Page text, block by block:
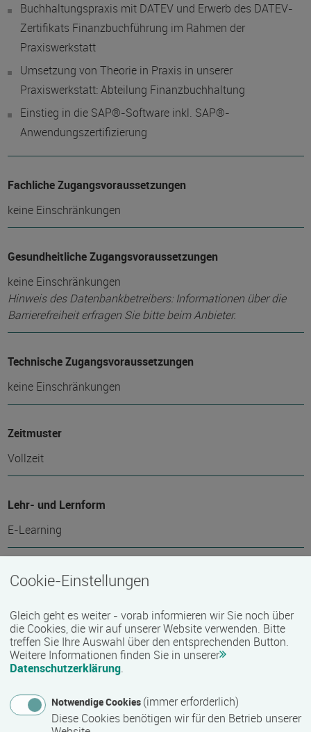
Buchhaltungspraxis mit DATEV und Erwerb des DATEV-
Zertifikats Finanzbuchführung im Rahmen der
Praxiswerkstatt
Umsetzung von Theorie in Praxis in unserer
Praxiswerkstatt: Abteilung Finanzbuchhaltung
Einstieg in die SAP®-Software inkl. SAP®-
Anwendungszertifizierung
Fachliche Zugangsvoraussetzungen
keine Einschränkungen
Gesundheitliche Zugangsvoraussetzungen
keine Einschränkungen
Hinweis des Datenbankbetreibers: Informationen über die
Barrierefreiheit erfragen Sie bitte beim Anbieter.
Technische Zugangsvoraussetzungen
keine Einschränkungen
Zeitmuster
Vollzeit
Lehr- und Lernform
E-Learning
Abschlussart
Voraussichtliche Dauer
648 Stunde(n)
Termin
Cookie-Einstellungen
Gleich geht es weiter - vorab informieren wir Sie noch über
die Cookies, die wir auf unserer Website verwenden. Bitte
treffen Sie Ihre Auswahl über den entsprechenden Button.
Weitere Informationen finden Sie in unserer
Datenschutzerklärung.
Notwendige Cookies (immer erforderlich)
Diese Cookies benötigen wir für den Betrieb unserer